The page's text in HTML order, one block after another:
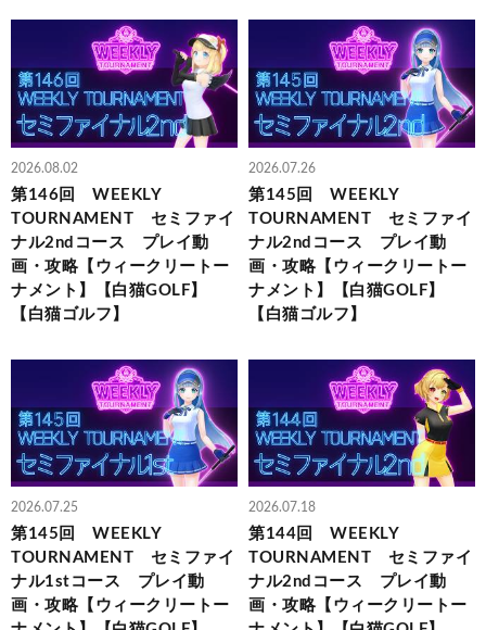
2026.08.02
第146回 WEEKLY
TOURNAMENT セミファイ
ナル2ndコース プレイ動
画・攻略【ウィークリートー
ナメント】【白猫GOLF】
【白猫ゴルフ】
2026.07.26
第145回 WEEKLY
TOURNAMENT セミファイ
ナル2ndコース プレイ動
画・攻略【ウィークリートー
ナメント】【白猫GOLF】
【白猫ゴルフ】
2026.07.25
第145回 WEEKLY
TOURNAMENT セミファイ
ナル1stコース プレイ動
画・攻略【ウィークリートー
2026.07.18
第144回 WEEKLY
TOURNAMENT セミファイ
ナル2ndコース プレイ動
画・攻略【ウィークリートー